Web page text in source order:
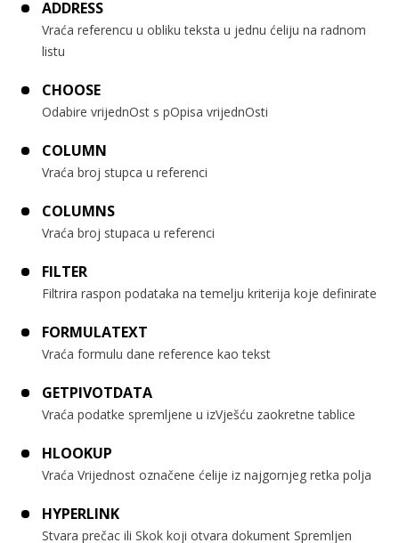
ADDRESS
Vraća referencu u obliku teksta u jednu ćeliju na radnom
listu
CHOOSE
Odabire vrijednOst s pOpisa vrijednOsti
COLUMN
Vraća broj stupca u referenci
COLUMNS
Vraća broj stupaca u referenci
FILTER
Filtrira raspon podataka na temelju kriterija koje definirate
FORMULATEXT
Vraća formulu dane reference kao tekst
GETPIVOTDATA
Vraća podatke spremljene u izVješću zaokretne tablice
HLOOKUP
Vraća Vrijednost označene ćelije iz najgornjeg retka polja
HYPERLINK
Stvara prečac ili Skok koji otvara dokument Spremljen